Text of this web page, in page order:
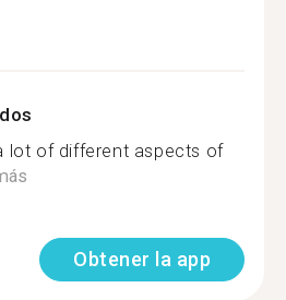
lot of different aspects of
Obtener la app